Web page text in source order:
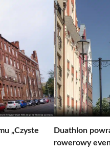
„Czyste
Duathlon
rowerowy